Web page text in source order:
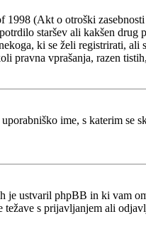
(Akt o otroški
staršev ali kakšen
ki se želi registrirati,
pravna vprašanja, razen
ime, s katerim
ustvaril phpBB in ki vam
težave s prijavljanjem ali